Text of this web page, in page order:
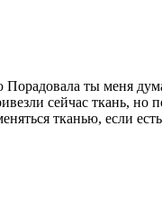
ты меня
сейчас ткань, но
тканью, если